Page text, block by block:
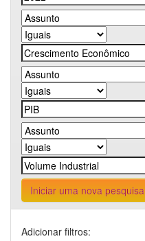
Iniciar uma nova pesquisa
Adicionar filtros: